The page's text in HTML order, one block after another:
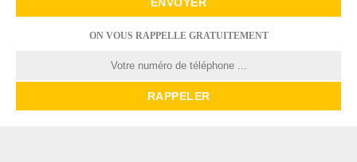
ON VOUS RAPPELLE GRATUITEMENT